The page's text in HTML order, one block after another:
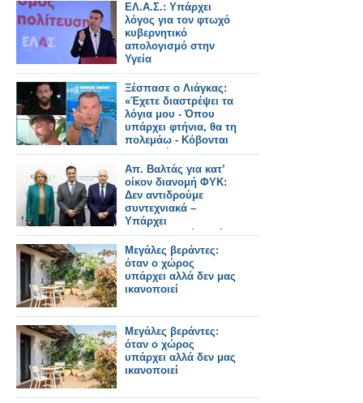
ΕΛ.Α.Σ.: Υπάρχει
λόγος για τον φτωχό
κυβερνητικό
απολογισμό στην
Υγεία
Ξέσπασε ο Λιάγκας:
«Έχετε διαστρέψει τα
λόγια μου - Όπου
υπάρχει φτήνια, θα τη
πολεμάω - Κόβονται
εκπομπές και δεν
αντικαθίστανται
Απ. Βαλτάς για κατ’
οίκον διανομή ΦΥΚ:
Δεν αντιδρούμε
συντεχνιακά –
Υπάρχει
φαρμακευτική αρχή
και πρακτική
Μεγάλες βεράντες:
όταν ο χώρος
υπάρχει αλλά δεν μας
ικανοποιεί
Μεγάλες βεράντες:
όταν ο χώρος
υπάρχει αλλά δεν μας
ικανοποιεί